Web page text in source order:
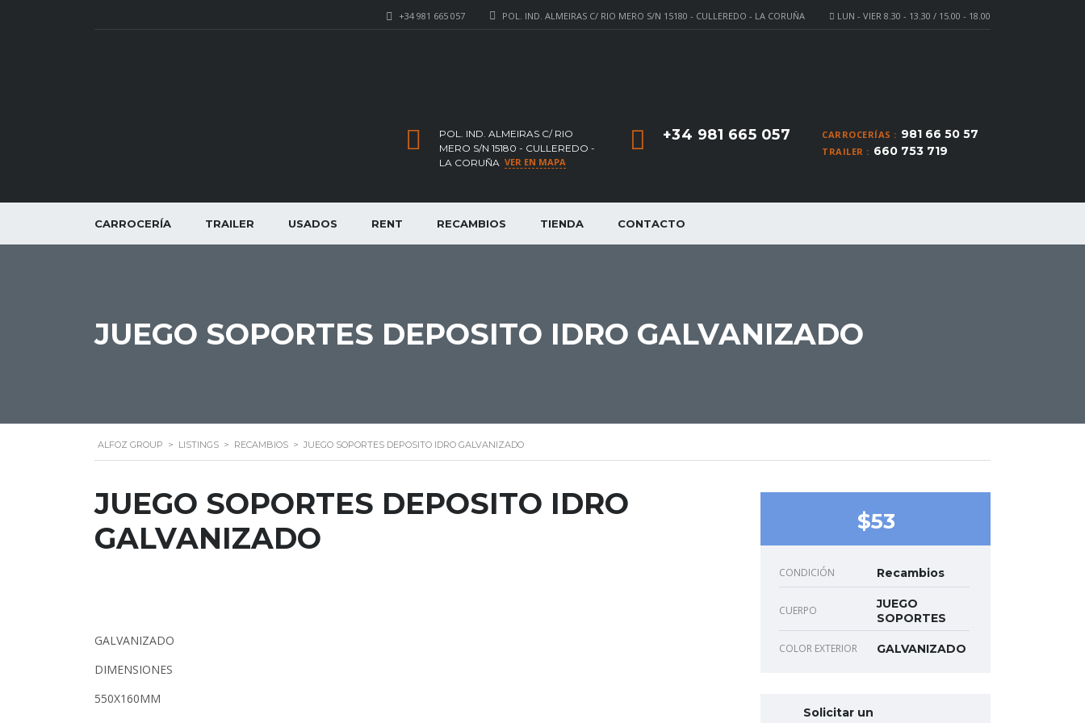
LUN - VIER 8.30 - 13.30 / 15.00 - 18.00
POL. IND. ALMEIRAS C/ RIO MERO S/N 15180 - CULLEREDO - LA CORUÑA
+34 981 665 057
CARROCERÍAS : 981 66 50 57
TRAILER : 660 753 719
+34 981 665 057
POL. IND. ALMEIRAS C/ RIO
MERO S/N 15180 - CULLEREDO -
LA CORUÑA VER EN MAPA
CARROCERÍA TRAILER USADOS RENT RECAMBIOS TIENDA CONTACTO
JUEGO SOPORTES DEPOSITO IDRO GALVANIZADO
ALFOZ GROUP > LISTINGS > RECAMBIOS > JUEGO SOPORTES DEPOSITO IDRO GALVANIZADO
JUEGO SOPORTES DEPOSITO IDRO
GALVANIZADO
GALVANIZADO
DIMENSIONES
550X160MM
$53
CONDICIÓN Recambios
CUERPO
JUEGO
SOPORTES
COLOR EXTERIOR GALVANIZADO
Solicitar un